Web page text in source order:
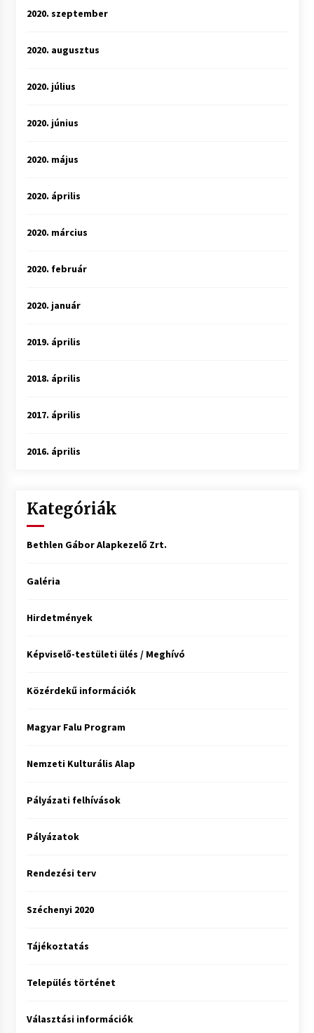
2020. szeptember
2020. augusztus
2020. július
2020. június
2020. május
2020. április
2020. március
2020. február
2020. január
2019. április
2018. április
2017. április
2016. április
Kategóriák
Bethlen Gábor Alapkezelő Zrt.
Galéria
Hirdetmények
Képviselő-testületi ülés / Meghívó
Közérdekű információk
Magyar Falu Program
Nemzeti Kulturális Alap
Pályázati felhívások
Pályázatok
Rendezési terv
Széchenyi 2020
Tájékoztatás
Település történet
Választási információk